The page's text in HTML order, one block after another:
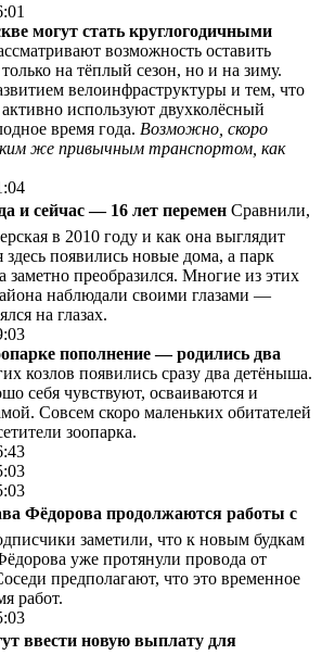
могут стать круглогодичными
возможность оставить
на тёплый сезон, но и на зиму.
велоинфраструктуры и тем, что
используют двухколёсный
время года. Возможно, скоро
же привычным транспортом, как
и сейчас — 16 лет перемен Сравнили,
в 2010 году и как она выглядит
здесь появились новые дома, а парк
заметно преобразился. Многие из этих
наблюдали своими глазами —
на глазах.
пополнение — родились два
козлов появились сразу два детёныша.
себя чувствуют, осваиваются и
Совсем скоро маленьких обитателей
зоопарка.
Фёдорова продолжаются работы с
заметили, что к новым будкам
уже протянули провода от
предполагают, что это временное
работ.
ввести новую выплату для